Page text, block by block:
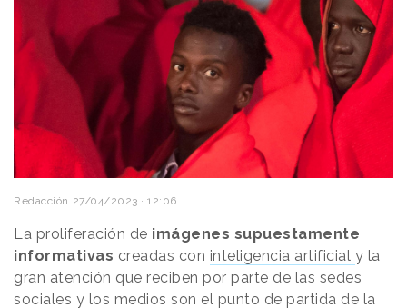
Redacción 27/04/2023 · 12:06
La proliferación de imágenes supuestamente
informativas creadas con inteligencia artificial y la
gran atención que reciben por parte de las sedes
sociales y los medios son el punto de partida de la